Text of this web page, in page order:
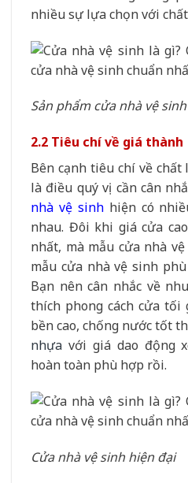
nhiều sự lựa chọn với
Sản phẩm cửa nhà vệ
2.2 Tiêu chí về giá thành
Bên cạnh tiêu chí về
là điều quý vị cần cân
nhà vệ sinhhiện có
nhau. Đôi khi giá cửa
nhất, mà mẫu cửa nhà
mẫu cửa nhà vệ sinh
Bạn nên cân nhắc về
thích phong cách cửa tối
bền cao, chống nước tốt
nhựa với giá dao động
hoàn toàn phù hợp rồi.
Cửa nhà vệ sinh hiện đại